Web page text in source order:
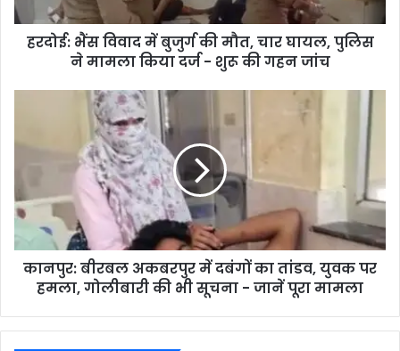
हरदोई: भैंस विवाद में बुजुर्ग की मौत, चार घायल, पुलिस
ने मामला किया दर्ज - शुरू की गहन जांच
कानपुर: बीरबल अकबरपुर में दबंगों का तांडव, युवक पर
हमला, गोलीबारी की भी सूचना - जानें पूरा मामला